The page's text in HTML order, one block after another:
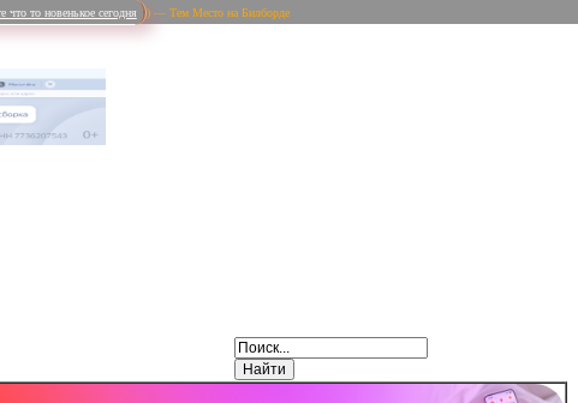
то новенькое сегодня ) — Тем Место на Билборде